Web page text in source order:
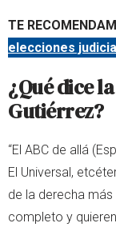
TE
elecciones
¿Qué dice
Gutiérrez?
“El ABC de allá
El Universal,
de la derecha
completo y